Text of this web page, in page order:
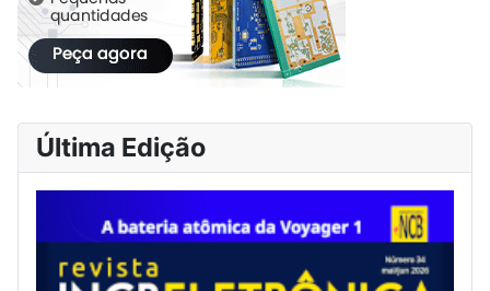
Última Edição